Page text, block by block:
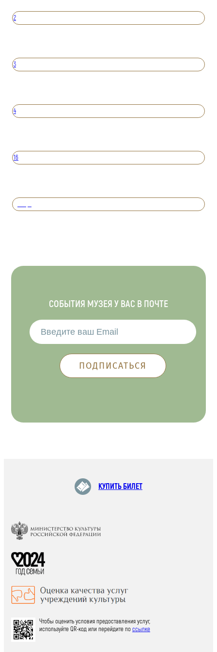
2
3
4
16
СОБЫТИЯ МУЗЕЯ У ВАС В ПОЧТЕ
КУПИТЬ БИЛЕТ
Чтобы оценить условия предоставления услуг,
используйте QR-код или перейдите поссылке